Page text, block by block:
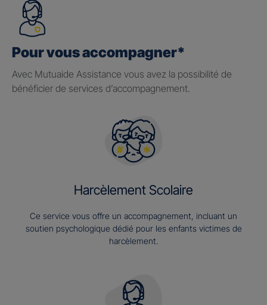
Pour vous accompagner*
Avec Mutuaide Assistance vous avez la possibilité de
bénéficier de services d’accompagnement.
Harcèlement Scolaire
Ce service vous offre un accompagnement, incluant un
soutien psychologique dédié pour les enfants victimes de
harcèlement.